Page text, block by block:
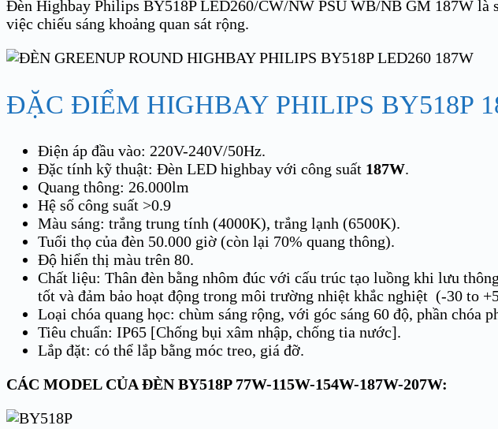
Đèn Highbay Philips BY518P LED260/CW/NW PSU WB/NB GM 187W là
việc chiếu sáng khoảng quan sát rộng.
ĐẶC ĐIỂM HIGHBAY PHILIPS BY518P
Điện áp đầu vào: 220V-240V/50Hz.
Đặc tính kỹ thuật: Đèn LED highbay với công suất 187W.
Quang thông: 26.000lm
Hệ số công suất >0.9
Màu sáng: trắng trung tính (4000K), trắng lạnh (6500K).
Tuổi thọ của đèn 50.000 giờ (còn lại 70% quang thông).
Độ hiển thị màu trên 80.
Chất liệu: Thân đèn bằng nhôm đúc với cấu trúc tạo luồng khi lưu
tốt và đảm bảo hoạt động trong môi trường nhiệt khắc nghiệt (-30 to
Loại chóa quang học: chùm sáng rộng, với góc sáng 60 độ, phần
Tiêu chuẩn: IP65 [Chống bụi xâm nhập, chống tia nước].
Lắp đặt: có thể lắp bằng móc treo, giá đỡ.
CÁC MODEL CỦA ĐÈN BY518P 77W-115W-154W-187W-207W: